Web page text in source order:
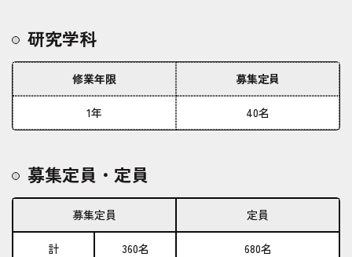
研究学科
修業年限 募集定員
1年 40名
募集定員・定員
募集定員 定員
計 360名 680名